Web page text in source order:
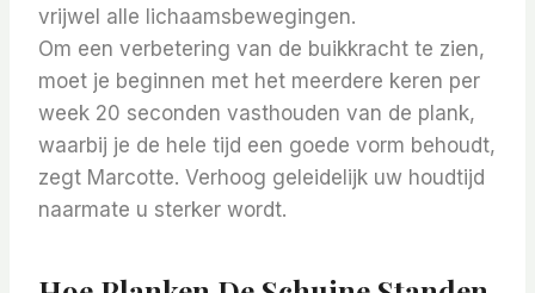
vrijwel alle lichaamsbewegingen.
Om een ​​verbetering van de buikkracht te zien,
moet je beginnen met het meerdere keren per
week 20 seconden vasthouden van de plank,
waarbij je de hele tijd een goede vorm behoudt,
zegt Marcotte. Verhoog geleidelijk uw houdtijd
naarmate u sterker wordt.